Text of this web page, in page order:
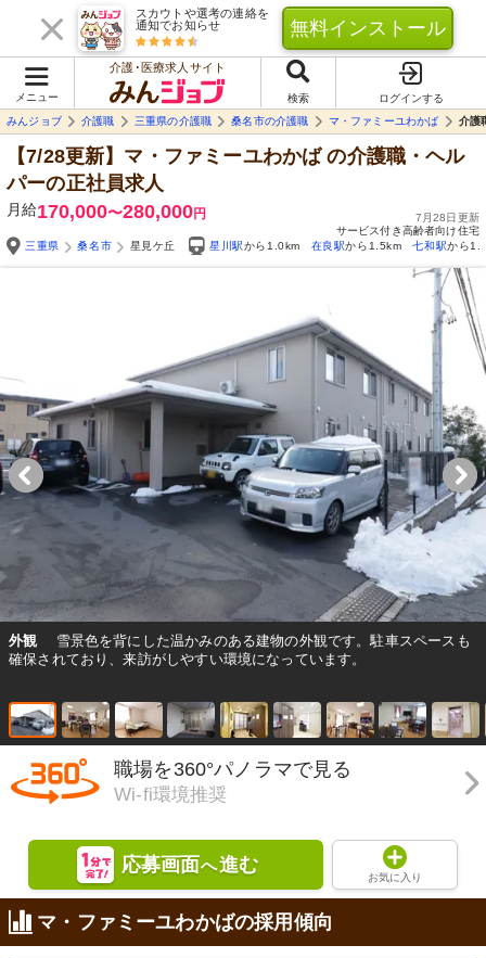
スカウトや選考の連絡を
通知でお知らせ
無料インストール
メニュー
介護･医療求人サイト
検索
ログインする
みんジョブ
介護職 三重県の介護職 桑名市の介護職 マ・ファミーユわかば 介護
【7/28更新】マ・ファミーユわかばの介護職・ヘル
パーの正社員求人
月給170,000〜280,000円
7月28日更新
サービス付き高齢者向け住宅
三重県
桑名市 星見ケ丘 星川駅から1.0km 在良駅から1.5km 七和駅から
外観
雪景色を背にした温かみのある建物の外観です。駐車スペースも
確保されており、来訪がしやすい環境になっています。
職場を360°パノラマで見る
Wi-fi環境推奨
応募画面へ進む
お気に入り
マ・ファミーユわかばの採用傾向